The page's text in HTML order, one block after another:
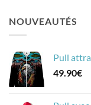
NOUVEAUTÉS
Pull
49.90€